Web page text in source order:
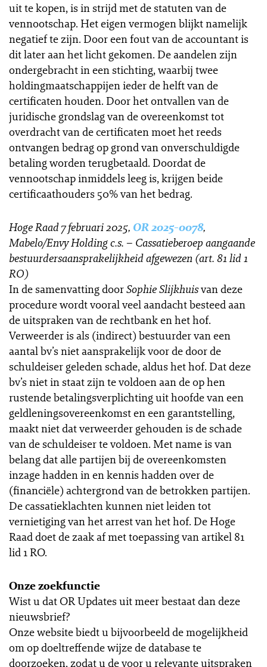
uit te kopen, is in strijd met de statuten van de
vennootschap. Het eigen vermogen blijkt namelijk
negatief te zijn. Door een fout van de accountant is
dit later aan het licht gekomen. De aandelen zijn
ondergebracht in een stichting, waarbij twee
holdingmaatschappijen ieder de helft van de
certificaten houden. Door het ontvallen van de
juridische grondslag van de overeenkomst tot
overdracht van de certificaten moet het reeds
ontvangen bedrag op grond van onverschuldigde
betaling worden terugbetaald. Doordat de
vennootschap inmiddels leeg is, krijgen beide
certificaathouders 50% van het bedrag.
Hoge Raad 7 februari 2025, OR 2025-0078,
Mabelo/Envy Holding c.s. – Cassatieberoep aangaande
bestuurdersaansprakelijkheid afgewezen (art. 81 lid 1
RO)
In de samenvatting doorSophie Slijkhuisvan deze
procedure wordt vooral veel aandacht besteed aan
de uitspraken van de rechtbank en het hof.
Verweerder is als (indirect) bestuurder van een
aantal bv’s niet aansprakelijk voor de door de
schuldeiser geleden schade, aldus het hof. Dat deze
bv’s niet in staat zijn te voldoen aan de op hen
rustende betalingsverplichting uit hoofde van een
geldleningsovereenkomst en een garantstelling,
maakt niet dat verweerder gehouden is de schade
van de schuldeiser te voldoen. Met name is van
belang dat alle partijen bij de overeenkomsten
inzage hadden in en kennis hadden over de
(financiële) achtergrond van de betrokken partijen.
De cassatieklachten kunnen niet leiden tot
vernietiging van het arrest van het hof. De Hoge
Raad doet de zaak af met toepassing van artikel 81
lid 1 RO.
Onze zoekfunctie
Wist u dat OR Updates uit meer bestaat dan deze
nieuwsbrief?
Onze website biedt u bijvoorbeeld de mogelijkheid
om op doeltreffende wijze de database te
doorzoeken, zodat u de voor u relevante uitspraken